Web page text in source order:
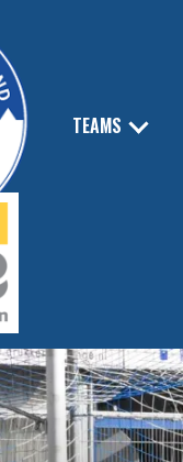
TEAMS